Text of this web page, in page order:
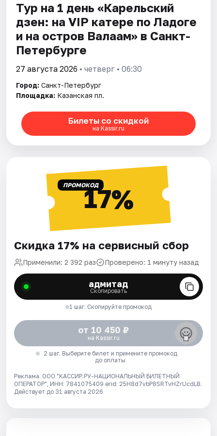
Тур на 1 день «Карельский
дзен: на VIP катере по Ладоге
и на остров Валаам» в Санкт-
Петербурге
27 августа 2026 • четверг • 06:30
Город: Санкт-Петербург
Площадка: Казанская пл.
Билеты со скидкой
на Kassir.ru
ПРОМОКОД17%
Скидка 17% на сервисный сбор
Применили: 2 392 раз Проверено: 1 минуту назад
адмитад
Скопировать
1 шаг. Скопируйте промокод
от 10 450 ₽
на Kassir.ru
2 шаг. Выберите билет и примените промокод
до оплаты
Реклама. ООО "КАССИР.РУ-НАЦИОНАЛЬНЫЙ БИЛЕТНЫЙ
ОПЕРАТОР", ИНН: 7841075409 erid: 25H8d7vbP8SRTvHZrUcdLB.
Действует до 31 августа 2026